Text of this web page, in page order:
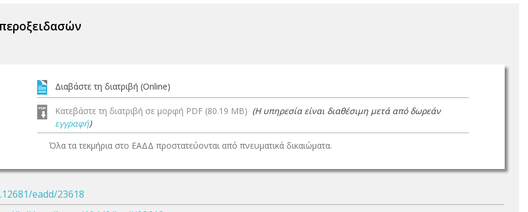
Διαβάστε τη διατριβή (Online)
Κατεβάστε τη διατριβή σε μορφή PDF (80.19 MB) (Η υπηρεσία είναι διαθέσιμη μετά από δωρεάν
εγγραφή)
Όλα τα τεκμήρια στο ΕΑΔΔ προστατεύονται από πνευματικά δικαιώματα.
eadd/23618